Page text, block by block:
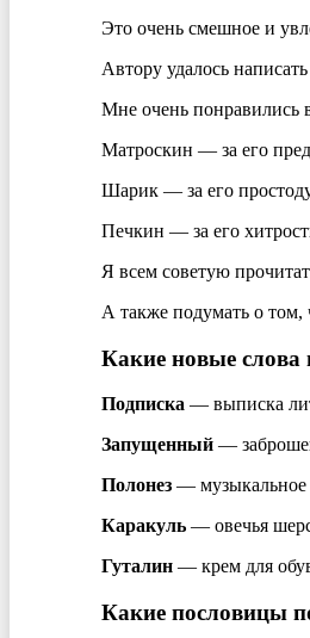
Это очень смешное и
Автору удалось
Мне очень понравились
Матроскин — за его
Шарик — за его
Печкин — за его
Я всем советую
А также подумать о
Какие новые слова
Подписка — выписка
Запущенный—
Полонез— музыкальное
Каракуль— овечья
Гуталин— крем для
Какие пословицы